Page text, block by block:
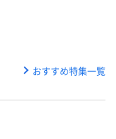
おすすめ特集一覧